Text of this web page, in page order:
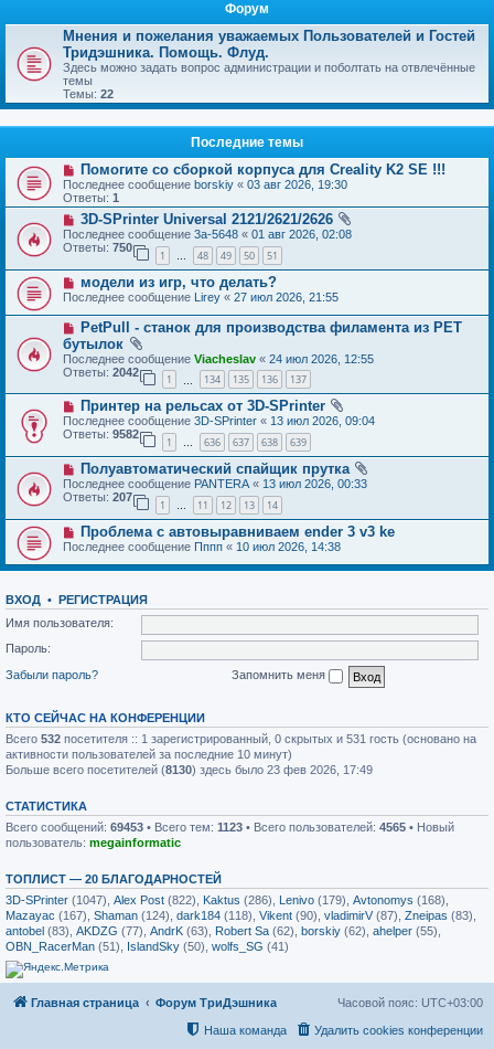
Форум
Мнения и пожелания уважаемых Пользователей и Гостей
Тридэшника. Помощь. Флуд.
Здесь можно задать вопрос администрации и поболтать на отвлечённые
темы
Темы: 22
Последние темы
Помогите со сборкой корпуса для Creality K2 SE !!!
Последнее сообщение borskiy « 03 авг 2026, 19:30
Ответы: 1
3D-SPrinter Universal 2121/2621/2626
Последнее сообщение 3a-5648 « 01 авг 2026, 02:08
Ответы: 750
1 … 48 49 50 51
модели из игр, что делать?
Последнее сообщение Lirey « 27 июл 2026, 21:55
PetPull - cтанок для производства филамента из PET
бутылок
Последнее сообщение Viacheslav « 24 июл 2026, 12:55
Ответы: 2042
1 134 135 136 137
Принтер на рельсах от 3D-SPrinter
Последнее сообщение 3D-SPrinter « 13 июл 2026, 09:04
Ответы: 9582
1 … 636 637 638 639
Полуавтоматический спайщик прутка
Последнее сообщение PANTERA « 13 июл 2026, 00:33
Ответы: 207
1 … 11 12 13 14
Проблема с автовыравниваем ender 3 v3 ke
Последнее сообщение Пппп « 10 июл 2026, 14:38
ВХОД • РЕГИСТРАЦИЯ
Имя пользователя:
Пароль:
Забыли пароль?
Запомнить меня
КТО СЕЙЧАС НА КОНФЕРЕНЦИИ
Всего 532 посетителя :: 1 зарегистрированный, 0 скрытых и 531 гость (основано на
активности пользователей за последние 10 минут)
Больше всего посетителей (8130) здесь было 23 фев 2026, 17:49
СТАТИСТИКА
Всего сообщений: 69453 • Всего тем: 1123 • Всего пользователей: 4565 • Новый
пользователь: megainformatic
ТОПЛИСТ — 20 БЛАГОДАРНОСТЕЙ
3D-SPrinter (1047), Alex Post (822), Kaktus (286), Lenivo (179), Avtonomys (168),
Mazayac (167), Shaman (124), dark184 (118), Vikent (90), vladimirV(87), Zneipas (83),
antobel (83), AKDZG (77), AndrK (63), Robert Sa (62), borskiy (62), ahelper (55),
OBN_RacerMan (51), IslandSky (50), wolfs_SG (41)
Главная страница Форум ТриДэшника Часовой пояс: UTC+03:00
Удалить cookies конференции
Наша команда